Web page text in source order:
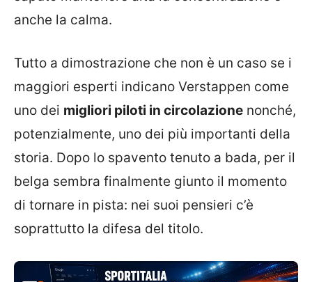
anche la calma.
Tutto a dimostrazione che non è un caso se i
maggiori esperti indicano Verstappen come
uno dei migliori piloti in circolazione nonché,
potenzialmente, uno dei più importanti della
storia. Dopo lo spavento tenuto a bada, per il
belga sembra finalmente giunto il momento
di tornare in pista: nei suoi pensieri c’è
soprattutto la difesa del titolo.